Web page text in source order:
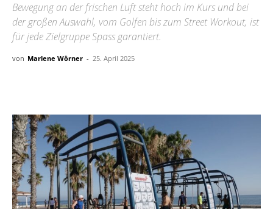
Bewegung an der frischen Luft steht hoch im Kurs und bei
der großen Auswahl, vom Golfen bis zum Street Workout, ist
für jede Zielgruppe Spass garantiert.
von Marlene Wörner - 25. April 2025